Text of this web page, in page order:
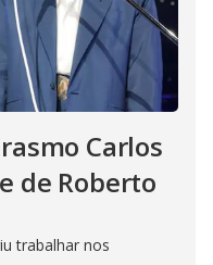
Carlos
de Roberto
trabalhar nos